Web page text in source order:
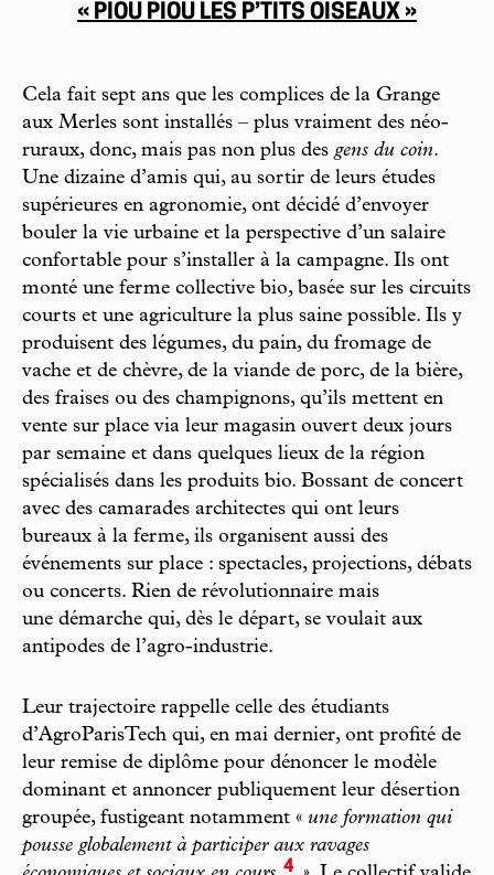
« PIOU PIOU LES P’TITS OISEAUX »
Cela fait sept ans que les complices de la Grange
aux Merles sont installés – plus vraiment des néo-
ruraux, donc, mais pas non plus des gens du coin.
Une dizaine d’amis qui, au sortir de leurs études
supérieures en agronomie, ont décidé d’envoyer
bouler la vie urbaine et la perspective d’un salaire
confortable pour s’installer à la campagne. Ils ont
monté une ferme collective bio, basée sur les circuits
courts et une agriculture la plus saine possible. Ils y
produisent des légumes, du pain, du fromage de
vache et de chèvre, de la viande de porc, de la bière,
des fraises ou des champignons, qu’ils mettent en
vente sur place via leur magasin ouvert deux jours
par semaine et dans quelques lieux de la région
spécialisés dans les produits bio. Bossant de concert
avec des camarades architectes qui ont leurs
bureaux à la ferme, ils organisent aussi des
événements sur place : spectacles, projections, débats
ou concerts. Rien de révolutionnaire mais
une démarche qui, dès le départ, se voulait aux
antipodes de l’agro-industrie.
Leur trajectoire rappelle celle des étudiants
d’AgroParisTech qui, en mai dernier, ont profité de
leur remise de diplôme pour dénoncer le modèle
dominant et annoncer publiquement leur désertion
groupée, fustigeant notamment « une formation qui
pousse globalement à participer aux ravages
4